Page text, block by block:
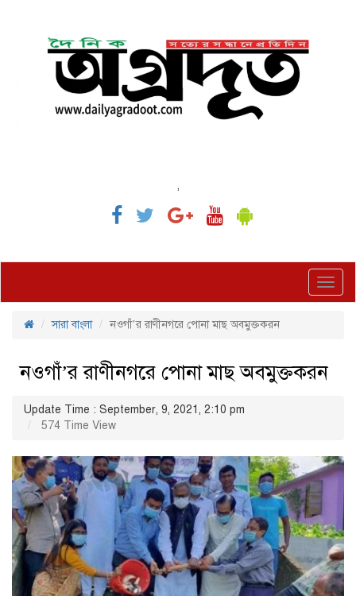
,
সারা বাংলা
নওগাঁ’র রাণীনগরে পোনা মাছ অবমুক্তকরন
নওগাঁ’র রাণীনগরে পোনা মাছ অবমুক্তকরন
Update Time : September, 9, 2021, 2:10 pm
574 Time View